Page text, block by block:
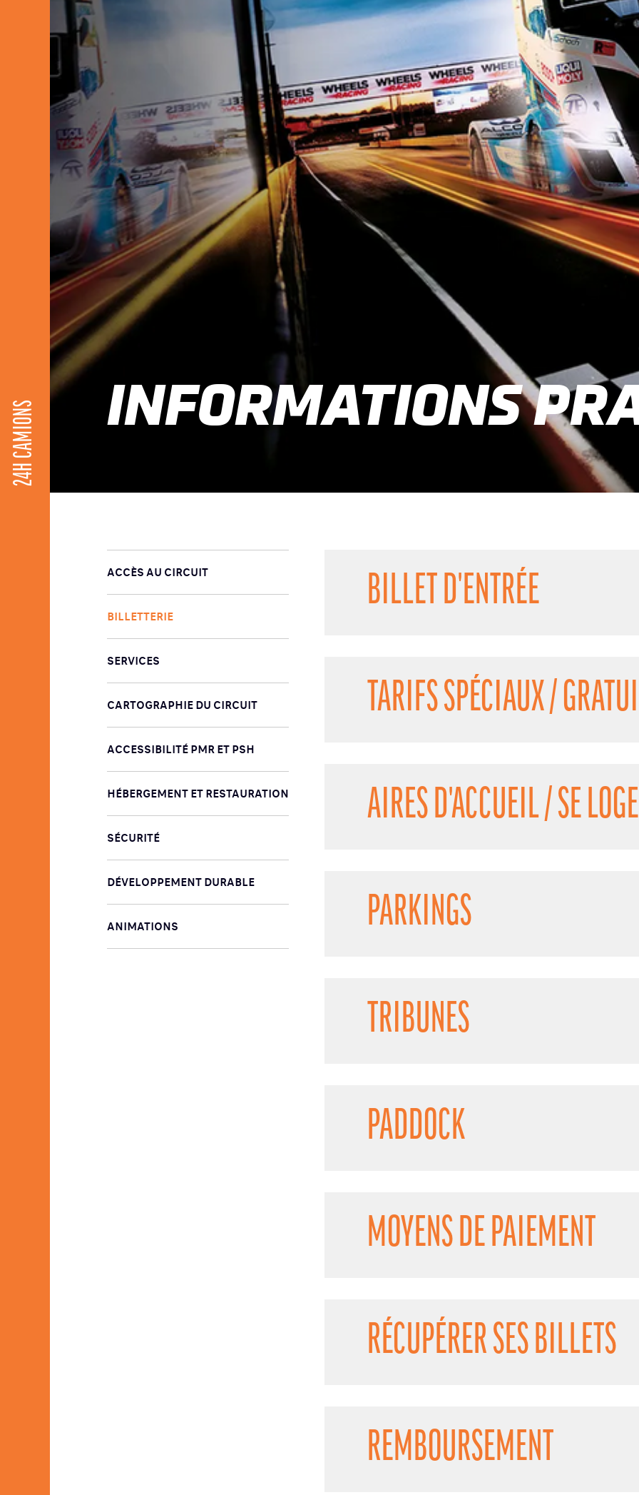
24H CAMIONS INFORMATIONS
ACCÈS AU CIRCUIT
BILLETTERIE
SERVICES
CARTOGRAPHIE DU CIRCUIT
ACCESSIBILITÉ PMR ET PSH
HÉBERGEMENT ET RESTAURATION
SÉCURITÉ
DÉVELOPPEMENT DURABLE
ANIMATIONS
BILLET D'ENTRÉE
TARIFS SPÉCIAUX /
AIRES D'ACCUEIL / SE
PARKINGS
TRIBUNES
PADDOCK
MOYENS DE PAIEMENT
RÉCUPÉRER SES BILLETS
REMBOURSEMENT